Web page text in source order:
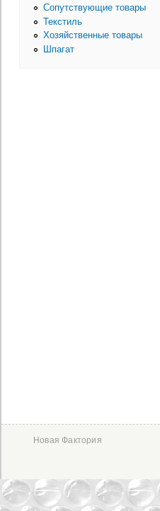
Сопутствующие товары
Текстиль
Хозяйственные товары
Шпагат
Новая Фактория